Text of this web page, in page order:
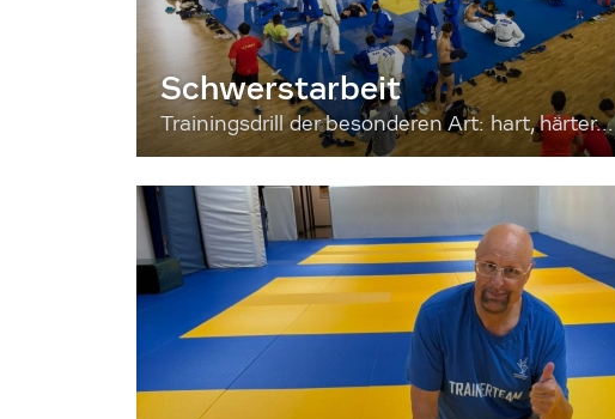
Schwerstarbeit
Trainingsdrill der besonderen Art: hart, härter...